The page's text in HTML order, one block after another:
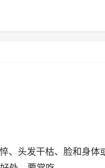
头发干枯、脸和身体